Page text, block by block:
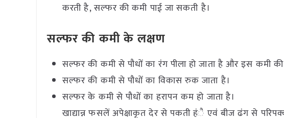
करती है, सल्फर की कमी पाई जा सकती है।
सल्फर की कमी के लक्षण
सल्फर की कमी से पौधों का रंग पीला हो जाता है और इस कमी
सल्फर की कमी से पौधों का विकास रुक जाता है।
सल्फर के कमी से पौधों का हरापन कम हो जाता है।
खाद्यान्न फसलें अपेक्षाकृत देर से पकती हंै एवं बीज ढंग से परिपक्व